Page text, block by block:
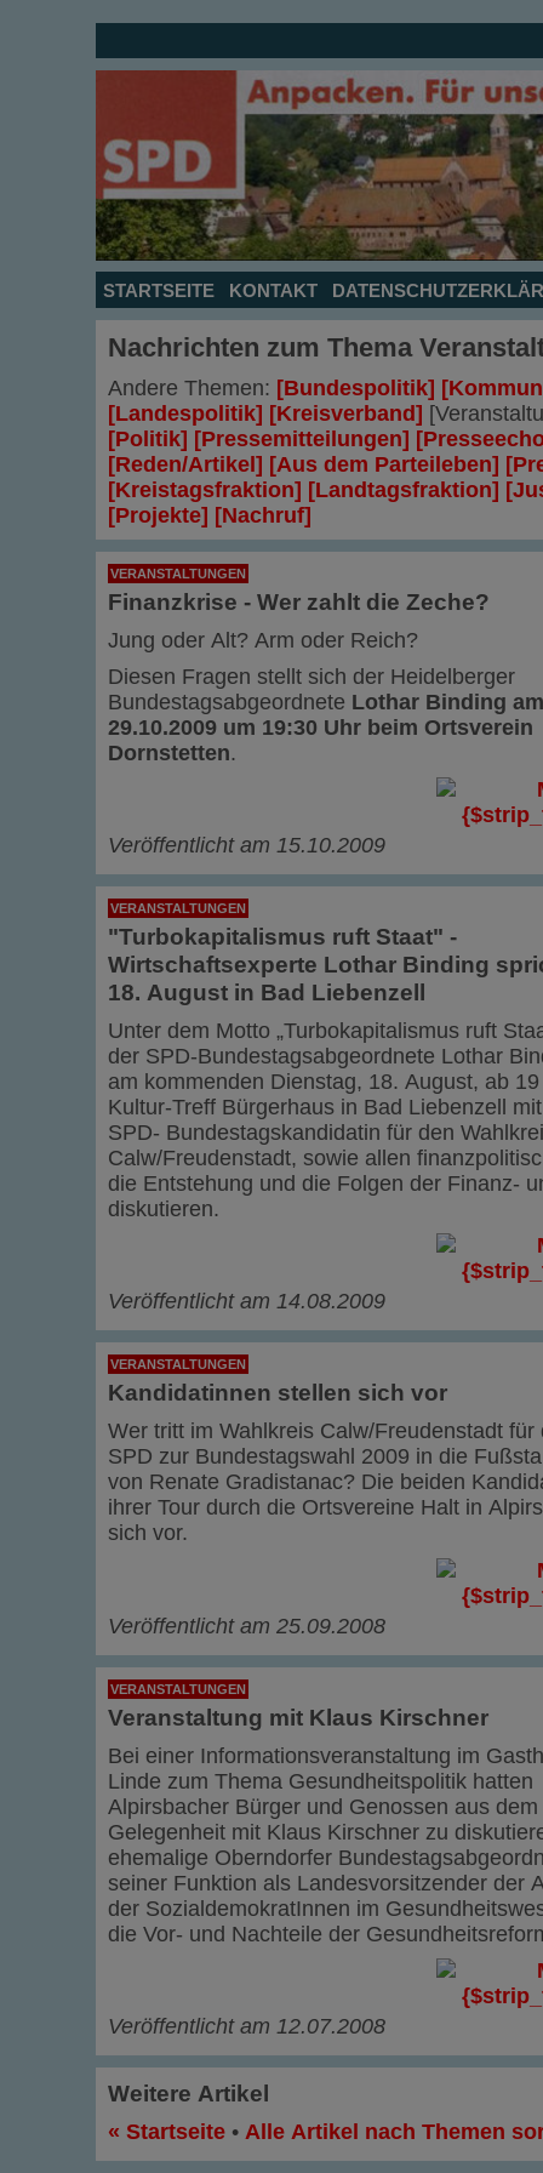
STARTSEITE KONTAKT
Nachrichten zum Thema
Andere Themen: [Bundespolitik]
[Landespolitik] [Kreisverband]
[Politik] [Pressemitteilungen]
[Reden/Artikel] [Aus dem Parteileben]
[Kreistagsfraktion] [Landtagsfraktion]
[Projekte] [Nachruf]
VERANSTALTUNGEN
Finanzkrise - Wer zahlt die Zeche?
Jung oder Alt? Arm oder Reich?
Diesen Fragen stellt sich der Heidelberger
Bundestagsabgeordnete Lothar Binding am
29.10.2009 um 19:30 Uhr beim Ortsverein
Dornstetten.
Veröffentlicht am 15.10.2009
VERANSTALTUNGEN
"Turbokapitalismus ruft Staat" -
Wirtschaftsexperte Lothar Binding
18. August in Bad Liebenzell
Unter dem Motto „Turbokapitalismus ruft
der SPD-Bundestagsabgeordnete Lothar
am kommenden Dienstag, 18. August, ab
Kultur-Treff Bürgerhaus in Bad Liebenzell
SPD- Bundestagskandidatin für den
Calw/Freudenstadt, sowie allen
die Entstehung und die Folgen der Finanz-
diskutieren.
Veröffentlicht am 14.08.2009
VERANSTALTUNGEN
Kandidatinnen stellen sich vor
Wer tritt im Wahlkreis Calw/Freudenstadt für
SPD zur Bundestagswahl 2009 in die
von Renate Gradistanac? Die beiden
ihrer Tour durch die Ortsvereine Halt in
sich vor.
Veröffentlicht am 25.09.2008
VERANSTALTUNGEN
Veranstaltung mit Klaus Kirschner
Bei einer Informationsveranstaltung im
Linde zum Thema Gesundheitspolitik hatten
Alpirsbacher Bürger und Genossen aus
Gelegenheit mit Klaus Kirschner zu
ehemalige Oberndorfer
seiner Funktion als Landesvorsitzender der
der SozialdemokratInnen im
die Vor- und Nachteile der
Veröffentlicht am 12.07.2008
Weitere Artikel
« Startseite • Alle Artikel nach Themen